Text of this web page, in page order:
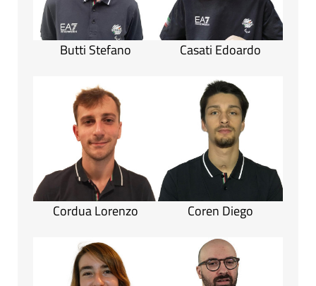
Butti Stefano Casati Edoardo
Cordua Lorenzo Coren Diego